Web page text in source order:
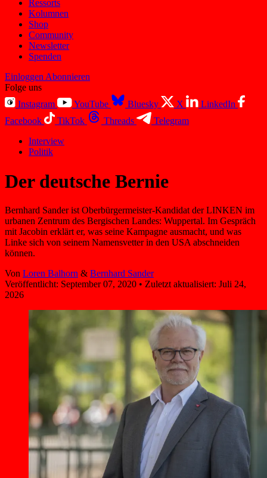
Ressorts
Kolumnen
Shop
Community
Newsletter
Spenden
Einloggen Abonnieren
Folge uns
Instagram
YouTube Bluesky X
LinkedIn
Facebook
TikTok Threads
Telegram
Interview
Politik
Der deutsche Bernie
Bernhard Sander ist Oberbürgermeister-Kandidat der LINKEN im
urbanen Zentrum des Bergischen Landes: Wuppertal. Im Gespräch
mit Jacobin erklärt er, was seine Kampagne ausmacht, und was
Linke sich von seinem Namensvetter in den USA abschneiden
können.
Von Loren Balhorn & Bernhard Sander
Veröffentlicht: September 07, 2020 • Zuletzt aktualisiert: Juli 24,
2026